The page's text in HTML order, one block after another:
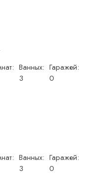
Ванных:
3
Гаражей:
0
Ванных:
3
Гаражей:
0